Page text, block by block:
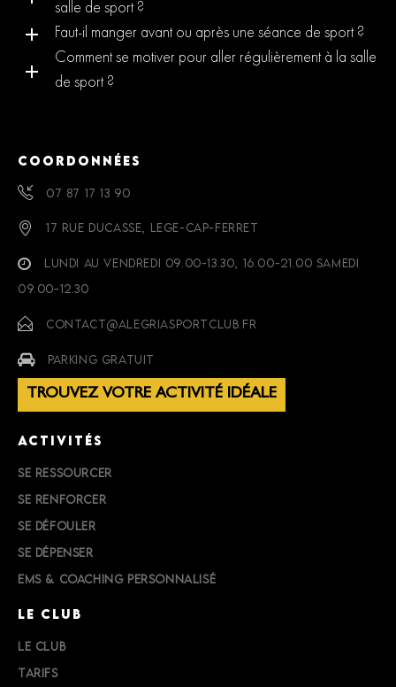
salle de sport ?
Faut-il manger avant ou après une séance de sport ?
Comment se motiver pour aller régulièrement à la salle
de sport ?
COORDONNÉES
07 87 17 13 90
17 RUE DUCASSE, LEGE-CAP-FERRET
LUNDI AU VENDREDI 09.00-13.30, 16.00-21.00 SAMEDI
09.00-12.30
CONTACT@ALEGRIASPORTCLUB.FR
PARKING GRATUIT
TROUVEZ VOTRE ACTIVITÉ IDÉALE
ACTIVITÉS
SE RESSOURCER
SE RENFORCER
SE DÉFOULER
SE DÉPENSER
EMS & COACHING PERSONNALISÉ
LE CLUB
LE CLUB
TARIFS